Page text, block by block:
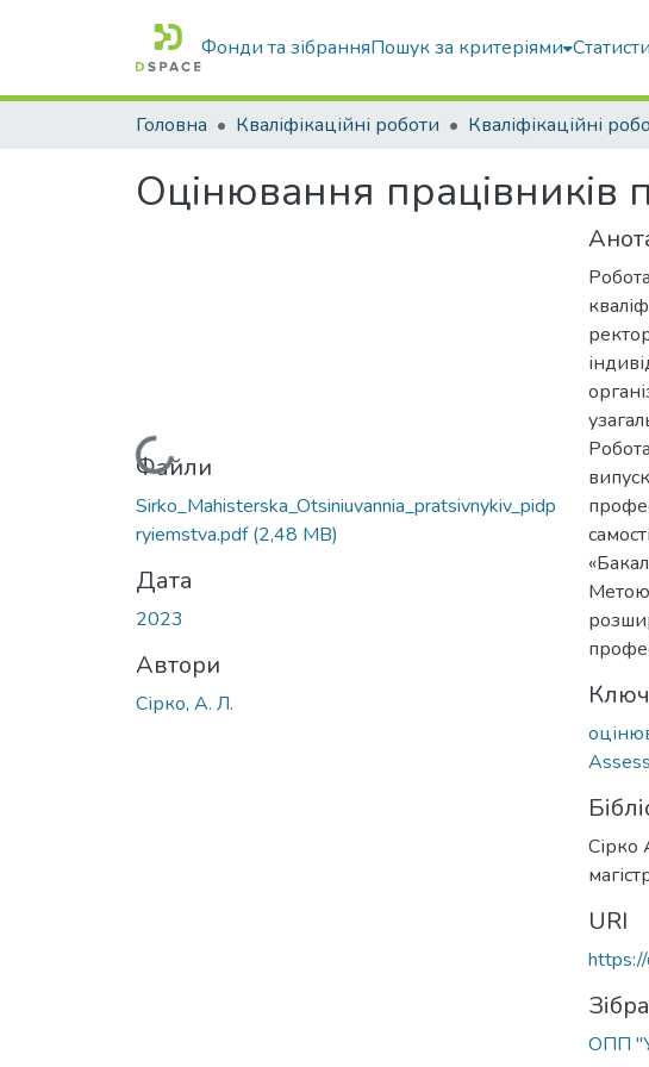
Фонди та зібранняПошук за критеріями
Головна Кваліфікаційні роботи
Оцінювання працівників
Вантажиться...
Файли
Sirko_Mahisterska_Otsiniuvannia_pratsivnykiv_pidp
ryiemstva.pdf(2,48 MB)
Дата
2023
Автори
Сірко, А. Л.
Метою
Сірко
URI
ОПП